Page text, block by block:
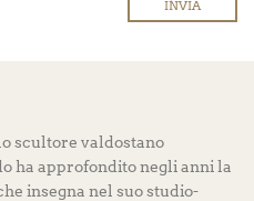
scultore valdostano
ha approfondito negli anni la
insegna nel suo studio-